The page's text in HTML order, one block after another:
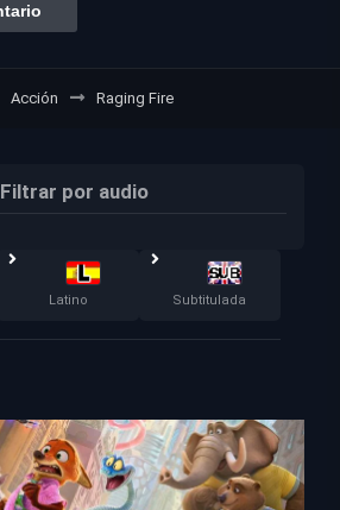
Acción Raging Fire
Filtrar por audio
Latino Subtitulada